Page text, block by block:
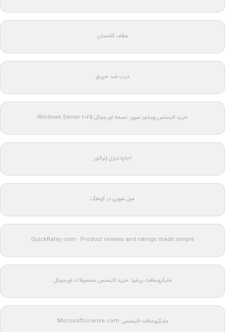
سقف کشسان
درب ضد حریق
خرید لایسنس ویندوز سرور: نسخه اورجینال Windows Server 2025
اجاره دیزل ژنراتور
مبل شویی در کوهک
QuickRatey.com : Product reviews and ratings made simple
مایکروسافت پرشیا: خرید لایسنس محصولات اورجینال
مایکروسافت لایسنس: MicrosoftLicense.com